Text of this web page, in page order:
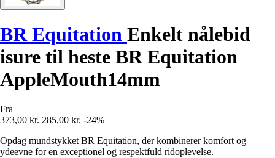
BR Equitation Enkelt nålebid
isure til heste BR Equitation
AppleMouth14mm
Fra
373,00 kr. 285,00 kr. -24%
Opdag mundstykket BR Equitation, der kombinerer komfort og
ydeevne for en exceptionel og respektfuld ridoplevelse.